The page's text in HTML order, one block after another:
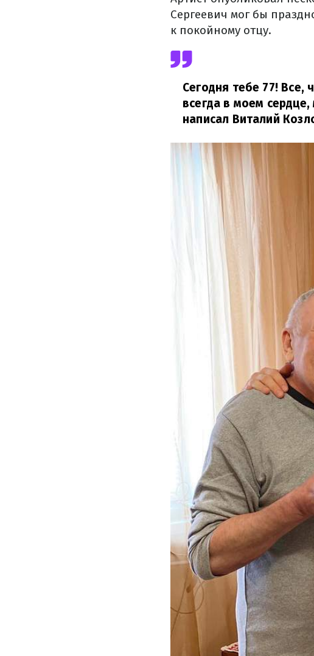
Сергеевич мог бы
к покойному отцу.
Сегодня тебе 77!
всегда в моем
написал Виталий